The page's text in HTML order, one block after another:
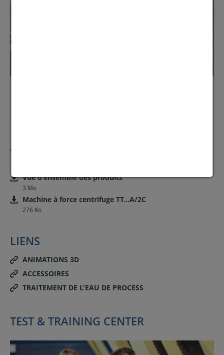
TÉLÉCHARGEMENTS
Vue d'ensemble des produits
3 Mo
Machine à force centrifuge TT...A/2C
276 Ko
LIENS
ANIMATIONS 3D
ACCESSOIRES
TRAITEMENT DE L'EAU DE PROCESS
TEST & TRAINING CENTER